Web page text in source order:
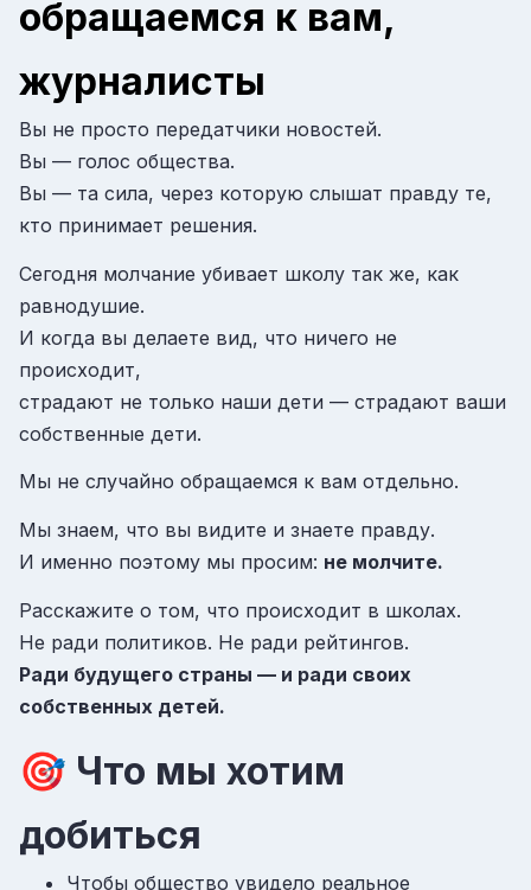
обращаемся к вам,
журналисты
Вы не просто передатчики новостей.
Вы — голос общества.
Вы — та сила, через которую слышат правду те,
кто принимает решения.
Сегодня молчание убивает школу так же, как
равнодушие.
И когда вы делаете вид, что ничего не
происходит,
страдают не только наши дети — страдают ваши
собственные дети.
Мы не случайно обращаемся к вам отдельно.
Мы знаем, что вы видите и знаете правду.
И именно поэтому мы просим: не молчите.
Расскажите о том, что происходит в школах.
Не ради политиков. Не ради рейтингов.
Ради будущего страны — и ради своих
собственных детей.
🎯 Что мы хотим
добиться
Чтобы общество увидело реальное